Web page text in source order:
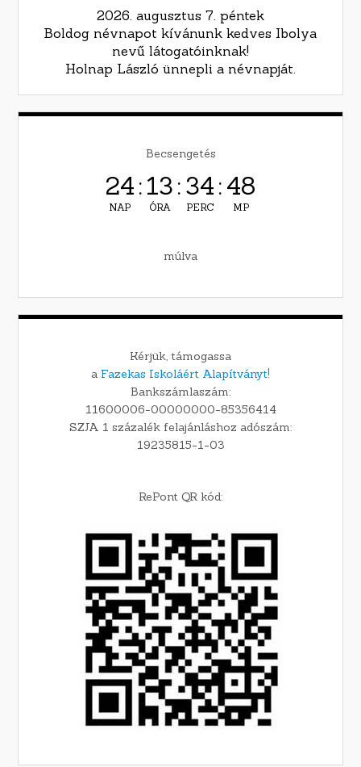
2026. augusztus 7. péntek
Boldog névnapot kívánunk kedves Ibolya
nevű látogatóinknak!
Holnap László ünnepli a névnapját.
Becsengetés
24
NAP
:13
ÓRA
:34
PERC
:47
MP
múlva
Kérjük, támogassa
a Fazekas Iskoláért Alapítványt!
Bankszámlaszám:
11600006-00000000-85356414
SZJA 1 százalék felajánláshoz adószám:
19235815-1-03
RePont QR kód: